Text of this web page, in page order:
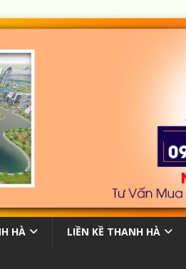
HÀ LIỀN KỀ THANH HÀ